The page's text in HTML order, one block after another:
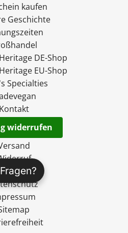
kaufen
Geschichte
DE-Shop
EU-Shop
Specialties
Kontakt
widerrufen
AGB